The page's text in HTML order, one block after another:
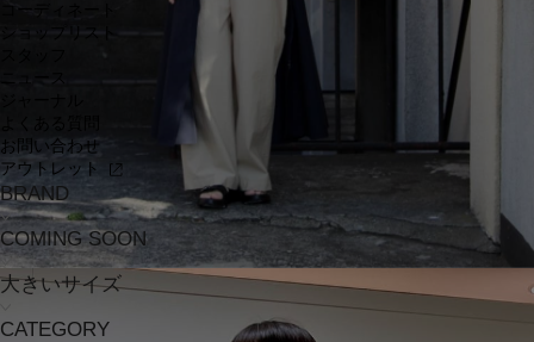
コーディネート
ショップリスト
ニュース
お問い合わせ
アウトレット
BRAND
COMING SOON
大きいサイズ
CATEGORY